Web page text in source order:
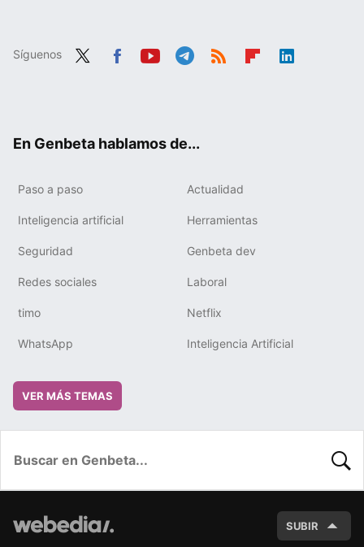
Síguenos
En Genbeta hablamos de...
Paso a paso Actualidad
Inteligencia artificial Herramientas
Seguridad Genbeta dev
Redes sociales Laboral
timo Netflix
WhatsApp Inteligencia Artificial
VER MÁS TEMAS
SUBIR